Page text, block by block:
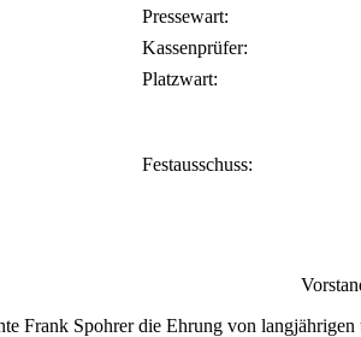
Pressewart:
Kassenprüfer:
Platzwart:
Festausschuss:
Frank Spohrer die Ehrung von